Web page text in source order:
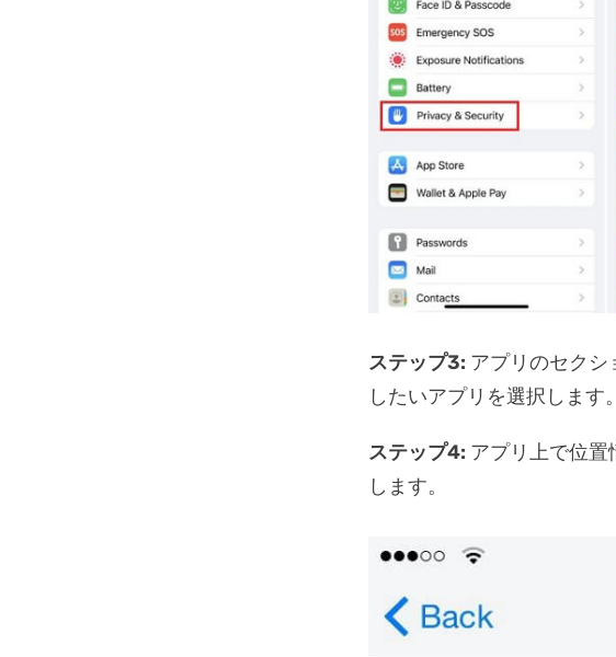
ステップ3: アプリのセク
したいアプリを選択します。
ステップ4: アプリ上で位
します。